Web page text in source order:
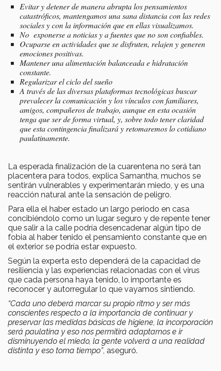
Evitar y detener de manera abrupta los pensamientos
catastróficos, mantengamos una sana distancia con las redes
sociales y con la información que en ellas visualizamos.
No exponerse a noticias y a fuentes que no son confiables.
Ocuparse en actividades que se disfruten, relajen y generen
emociones positivas.
Mantener una alimentación balanceada e hidratación
constante.
Regularizar el ciclo del sueño
A través de las diversas plataformas tecnológicas buscar
prevalecer la comunicación y los vínculos con familiares,
amigos, compañeros de trabajo, aunque en esta ocasión
tenga que ser de forma virtual, y, sobre todo tener claridad
que esta contingencia finalizará y retomaremos lo cotidiano
paulatinamente.
La esperada finalización de la cuarentena no será tan
placentera para todos, explica Samantha, muchos se
sentirán vulnerables y experimentarán miedo, y es una
reacción natural ante la sensación de peligro.
Para ella el haber estado un largo periodo en casa
concibiéndolo como un lugar seguro y de repente tener
que salir a la calle podría desencadenar algún tipo de
fobia al haber tenido el pensamiento constante que en
el exterior se podría estar expuesto.
Según la experta esto dependerá de la capacidad de
resiliencia y las experiencias relacionadas con el virus
que cada persona haya tenido, lo importante es
reconocer y autorregular lo que vayamos sintiendo.
“Cada uno deberá marcar su propio ritmo y ser más
conscientes respecto a la importancia de continuar y
preservar las medidas básicas de higiene, la incorporación
será paulatina y eso nos permitirá adaptarnos e ir
disminuyendo el miedo, la gente volverá a una realidad
distinta y eso toma tiempo”, aseguró.